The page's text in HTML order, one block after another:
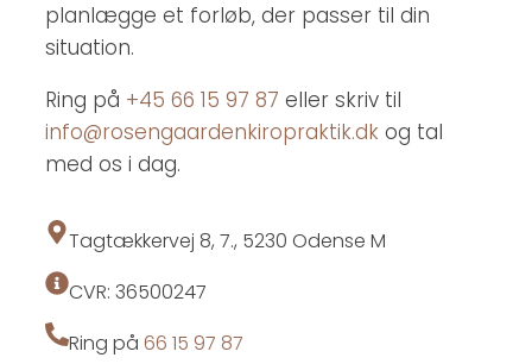
planlægge et forløb, der passer til din
situation.
Ring på +45 66 15 97 87 eller skriv til
info@rosengaardenkiropraktik.dk og tal
med os i dag.
Tagtækkervej 8, 7., 5230 Odense M
CVR: 36500247
Ring på 66 15 97 87